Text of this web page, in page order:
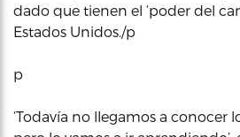
dado que tienen el ‘poder del
Estados Unidos./p
p
‘Todavía no llegamos a conocer